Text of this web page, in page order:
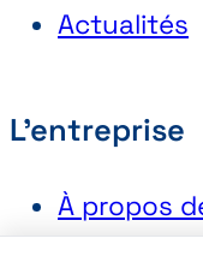
Actualités
L'entreprise
À propos